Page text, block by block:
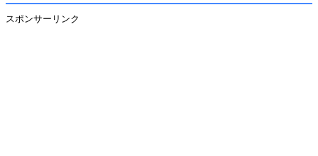
スポンサーリンク